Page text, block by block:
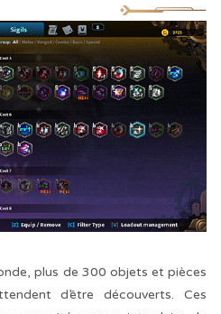
plus de 300 objets et pièces
d’être découverts. Ces